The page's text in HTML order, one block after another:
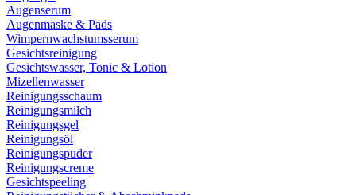
Augenserum
Augenmaske & Pads
Wimpernwachstumsserum
Gesichtsreinigung
Gesichtswasser, Tonic & Lotion
Mizellenwasser
Reinigungsschaum
Reinigungsmilch
Reinigungsgel
Reinigungsöl
Reinigungspuder
Reinigungscreme
Gesichtspeeling